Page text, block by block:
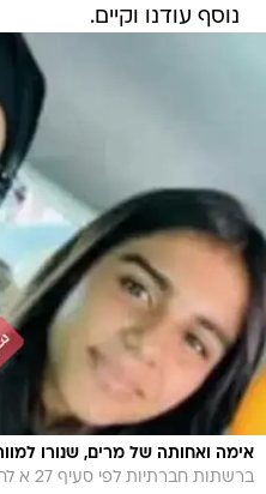
נוסף עודנו וקיים.
אימה ואחותה של מרים, שנורו
ברשתות חברתיות לפי סעיף 27 א לחוק זכויות יוצרים